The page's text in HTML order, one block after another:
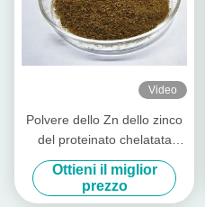
Video
Polvere dello Zn dello zinco
del proteinato chelatata
additivo alimentare con
proteina grezza per il cilindro
preriscaldatore
Ottieni il miglior
prezzo